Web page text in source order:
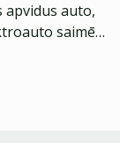
apvidus auto,
saimē